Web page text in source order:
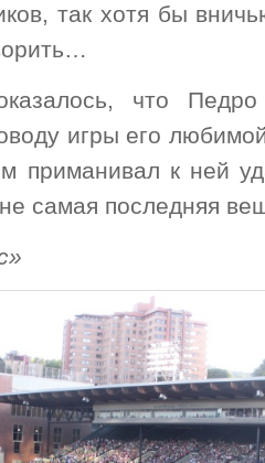
так хотя бы
что Педро
игры его
приманивал к ней
самая последняя